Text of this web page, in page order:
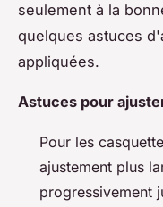
seulement à la
quelques astuces
appliquées.
Astuces pour
Pour les
ajustement plus
progressivement